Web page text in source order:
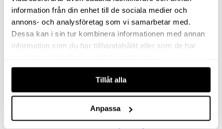
information från din enhet till de sociala medier och
annons- och analysföretag som vi samarbetar med.
Dessa kan i sin tur kombinera informationen med annan
information som du har tillhandahållit eller som de har
Tillåt alla
Anpassa
Golv- & Kombinationsmunstycke
Munstycke
Motor
Reservdelar dammsugare
Rör & handtag
Uppsamlingspåsar
Alla produkter